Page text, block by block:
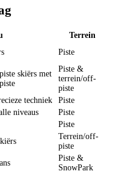
Terrein
Piste
skiërs met
Piste &
terrein/off-
piste
techniek
Piste
niveaus
Piste
Piste
Terrein/off-
piste
Piste &
SnowPark